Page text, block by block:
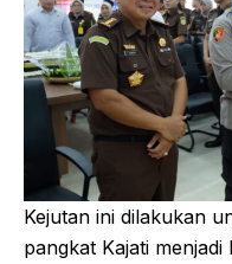
Kejutan ini dilakukan
pangkat Kajati